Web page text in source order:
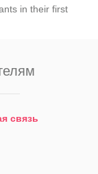
in their first
связь